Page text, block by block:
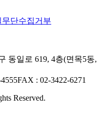
무단수집거부
동일로 619, 4층(면목5동,
FAX : 02-3422-6271
Reserved.